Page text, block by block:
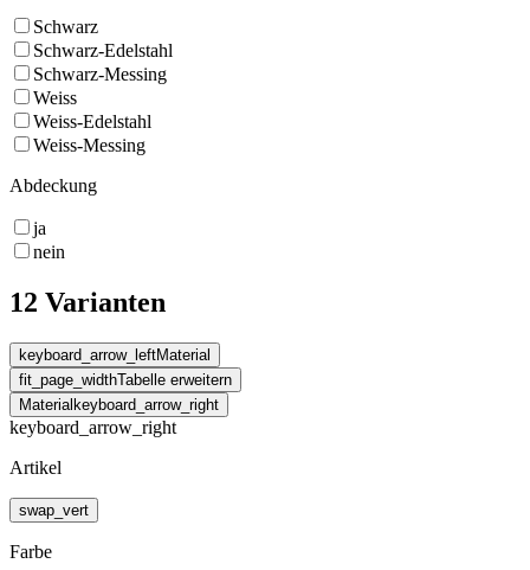
Schwarz
Schwarz-Edelstahl
Schwarz-Messing
Weiss
Weiss-Edelstahl
Weiss-Messing
Abdeckung
ja
nein
12 Varianten
keyboard_arrow_leftMaterial
fit_page_widthTabelle erweitern
Material keyboard_arrow_right
keyboard_arrow_right
Artikel
swap_vert
Farbe